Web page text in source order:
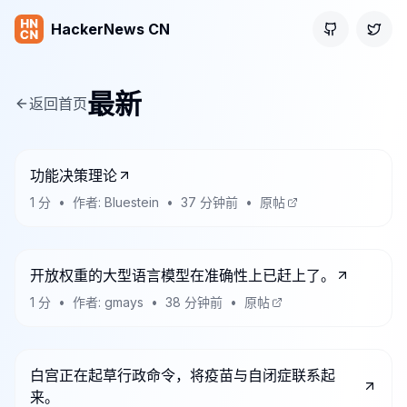
HackerNews CN
GitHub
返回首页最新
功能决策理论
1 分 • 作者: Bluestein • 37 分钟前 • 原帖
开放权重的大型语言模型在准确性上已赶上了。
1 分 • 作者: gmays • 38 分钟前 • 原帖
白宫正在起草行政命令，将疫苗与自闭症联系起
来。